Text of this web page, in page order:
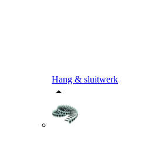
Hang & sluitwerk